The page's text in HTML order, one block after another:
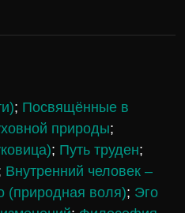
; Посвящённые в
природы;
; Путь труден;
Внутренний человек –
(природная воля); Эго